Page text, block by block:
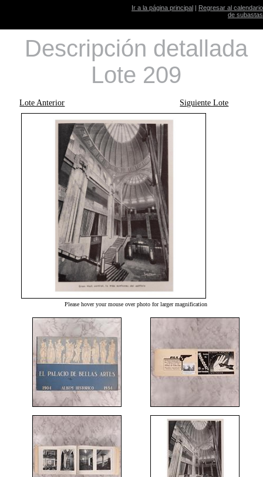
Ir a la página principal | Regresar al calendario
de subastas
Descripción detallada
Lote 209
Lote Anterior Siguiente Lote
Please hover your mouse over photo for larger magnification